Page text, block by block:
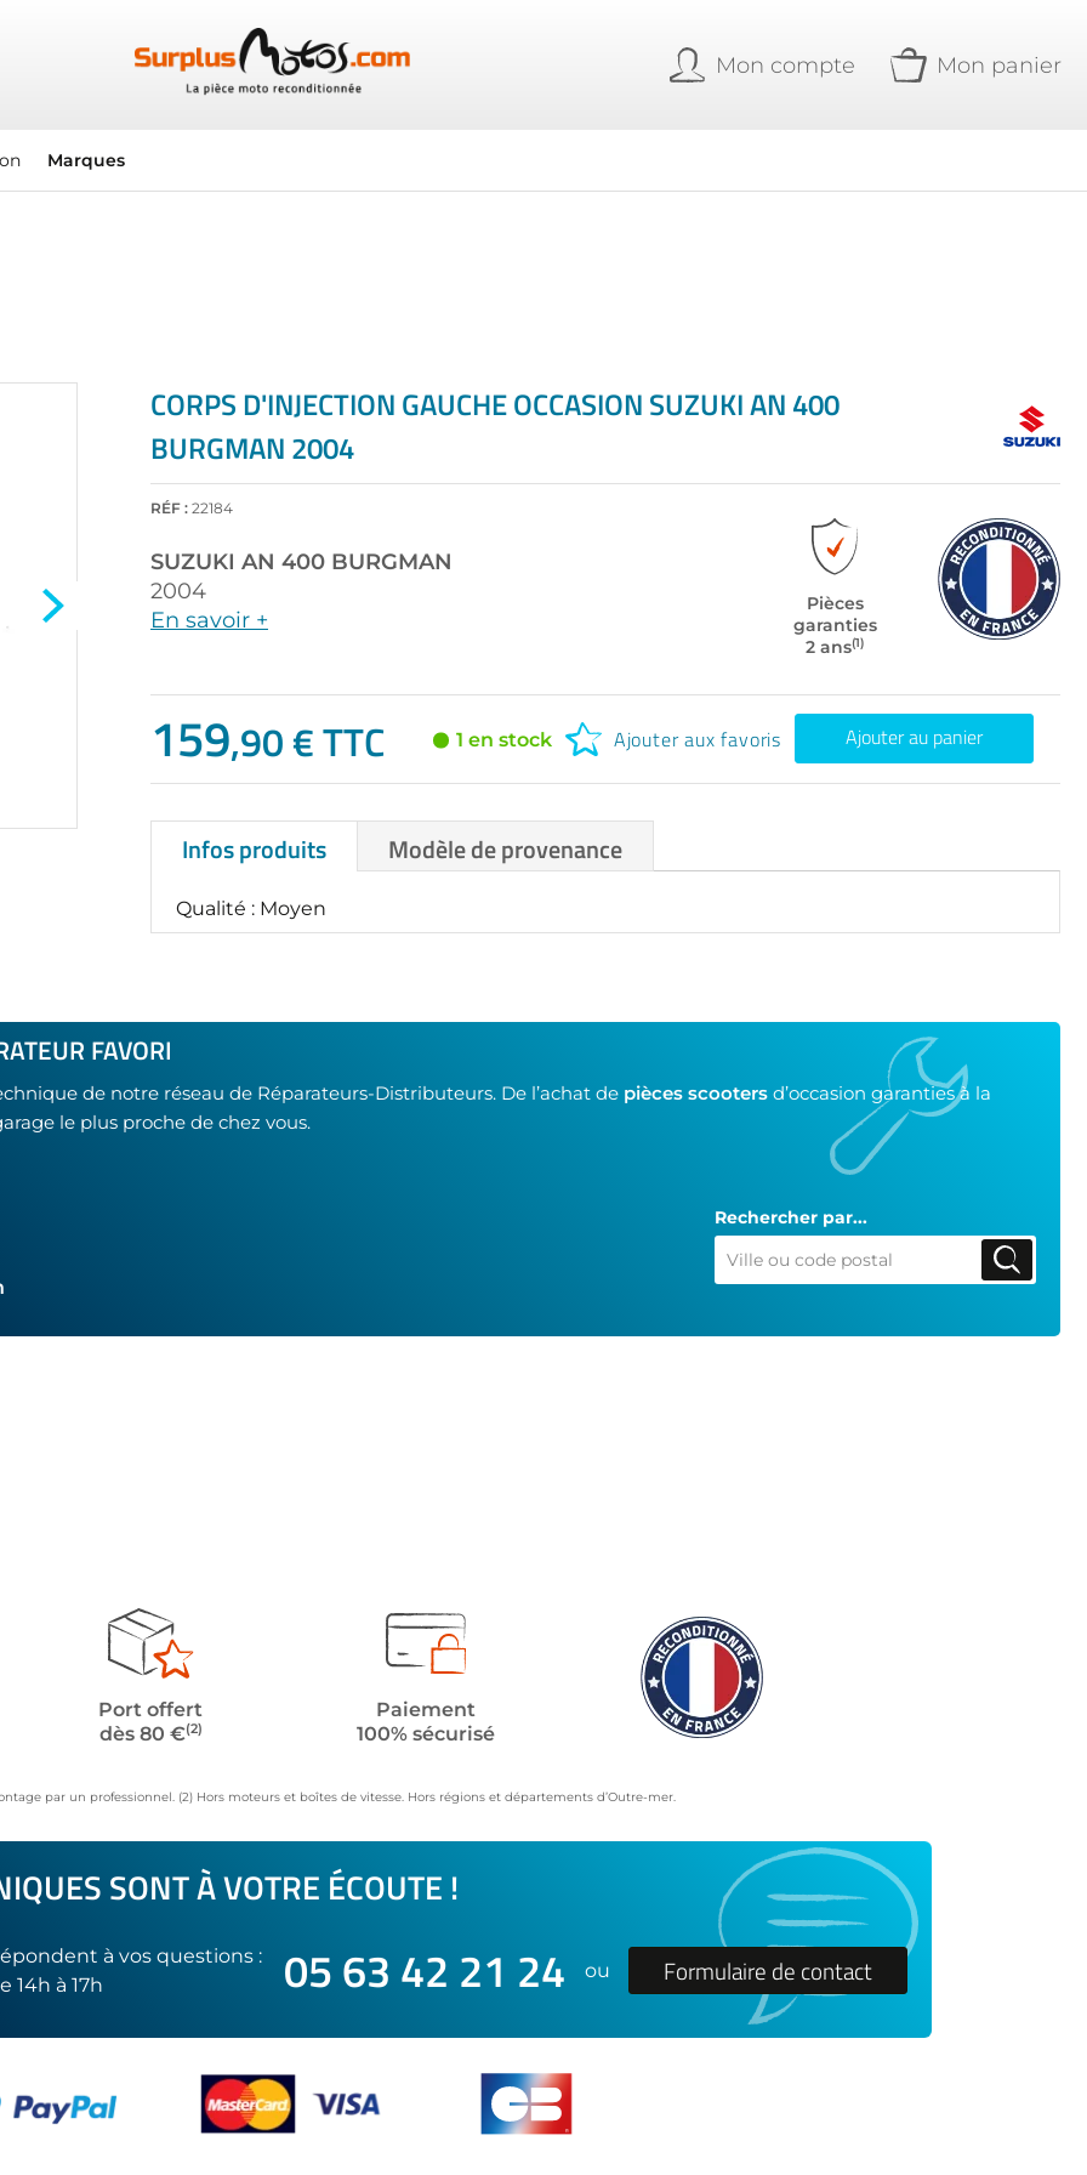
Mon compte Mon panier
Marques
CORPS D'INJECTION GAUCHE OCCASION SUZUKI AN 400
BURGMAN 2004
RÉF : 22184
SUZUKI AN 400 BURGMAN
2004
En savoir +
Pièces
garanties
2 ans(1)
159,90 € TTC 1 en stock Ajouter aux favoris Ajouter au panier
Infos produits
Qualité : Moyen
Modèle de provenance
FAVORI
de notre réseau de Réparateurs-Distributeurs. De l’achat de pièces scooters d’occasion garanties à la
le plus proche de chez vous.
Rechercher par...
Port offert
dès 80 €(2)
Paiement
100% sécurisé
par un professionnel. (2) Hors moteurs et boîtes de vitesse. Hors régions et départements d’Outre-mer.
SONT À VOTRE ÉCOUTE !
à vos questions :
14h à 17h
05 63 42 21 24 ou Formulaire de contact